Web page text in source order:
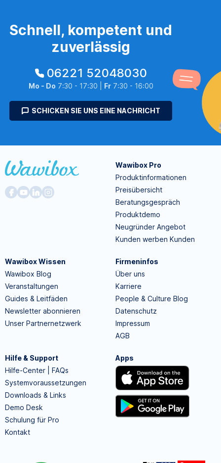
Schnell, kompetent und
zuverlässig
06221 52048030
Mo - Do 7:30 - 17:30 | Fr7:30 - 16:00
SCHICKEN SIE UNS EINE NACHRICHT
Wawibox Pro
Produktinformationen
Preisübersicht
Beratungsgespräch
Produktdemo
Neugründer Angebot
Kunden werben Kunden
Wawibox Wissen
Wawibox Blog
Veranstaltungen
Guides & Leitfäden
Newsletter abonnieren
Unser Partnernetzwerk
Firmeninfos
Über uns
Karriere
People & Culture Blog
Datenschutz
Impressum
AGB
Hilfe & Support
Hilfe-Center | FAQs
Systemvoraussetzungen
Downloads & Links
Demo Desk
Schulung für Pro
Kontakt
Apps